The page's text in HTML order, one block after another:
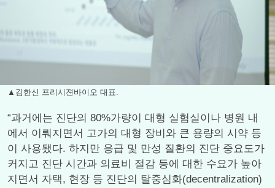
▲김한신 프리시젼바이오 대표.
“과거에는 진단의 80%가량이 대형 실험실이나 병원 내
에서 이뤄지면서 고가의 대형 장비와 큰 용량의 시약 등
이 사용됐다. 하지만 응급 및 만성 질환의 진단 중요도가
커지고 진단 시간과 의료비 절감 등에 대한 수요가 높아
지면서 자택, 현장 등 진단의 탈중심화(decentralization)